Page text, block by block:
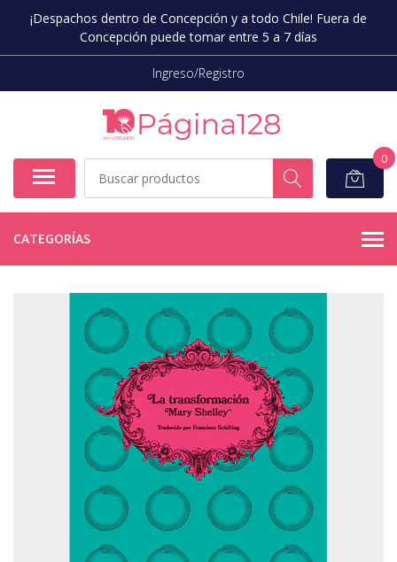
¡Despachos dentro de Concepción y a todo Chile! Fuera de
Concepción puede tomar entre 5 a 7 días
Ingreso/Registro
0
CATEGORÍAS